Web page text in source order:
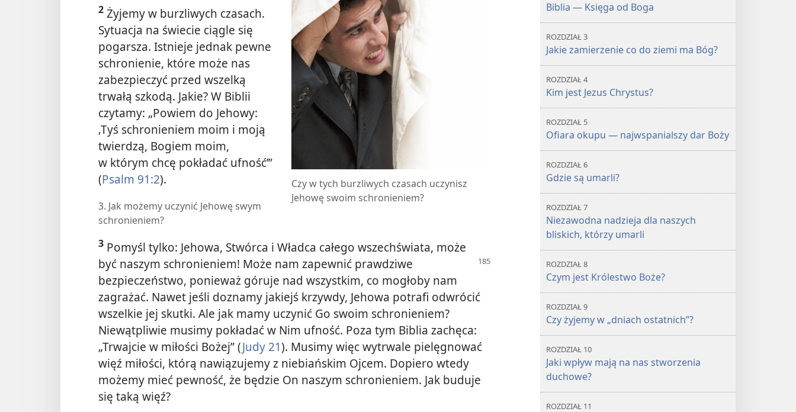
Czy w tych burzliwych czasach uczynisz
Jehowę swoim schronieniem?
2 Żyjemy w burzliwych czasach.
Sytuacja na świecie ciągle się
pogarsza. Istnieje jednak pewne
schronienie, które może nas
zabezpieczyć przed wszelką
trwałą szkodą. Jakie? W Biblii
czytamy: „Powiem do Jehowy:
‚Tyś schronieniem moim i moją
twierdzą, Bogiem moim,
w którym chcę pokładać ufność’”
(Psalm 91:2).
3. Jak możemy uczynić Jehowę swym
schronieniem?
3 Pomyśl tylko: Jehowa, Stwórca i Władca całego wszechświata, może
być naszym schronieniem! Może nam zapewnić prawdziwe
bezpieczeństwo, ponieważ góruje nad wszystkim, co mogłoby nam
zagrażać. Nawet jeśli doznamy jakiejś krzywdy, Jehowa potrafi odwrócić
wszelkie jej skutki. Ale jak mamy uczynić Go swoim schronieniem?
Niewątpliwie musimy pokładać w Nim ufność. Poza tym Biblia zachęca:
„Trwajcie w miłości Bożej” (Judy 21). Musimy więc wytrwale pielęgnować
więź miłości, którą nawiązujemy z niebiańskim Ojcem. Dopiero wtedy
możemy mieć pewność, że będzie On naszym schronieniem. Jak buduje
się taką więź?
Biblia — Księga od Boga
ROZDZIAŁ 3
Jakie zamierzenie co do ziemi ma Bóg?
ROZDZIAŁ 4
Kim jest Jezus Chrystus?
ROZDZIAŁ 5
Ofiara okupu — najwspanialszy dar Boży
ROZDZIAŁ 6
Gdzie są umarli?
ROZDZIAŁ 7
Niezawodna nadzieja dla naszych
bliskich, którzy umarli
ROZDZIAŁ 8
Czym jest Królestwo Boże?
ROZDZIAŁ 9
Czy żyjemy w „dniach ostatnich”?
ROZDZIAŁ 10
Jaki wpływ mają na nas stworzenia
duchowe?
ROZDZIAŁ 11